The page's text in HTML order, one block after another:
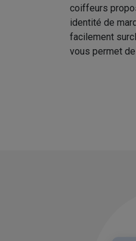
coiffeurs
identité de
facilement
vous permet